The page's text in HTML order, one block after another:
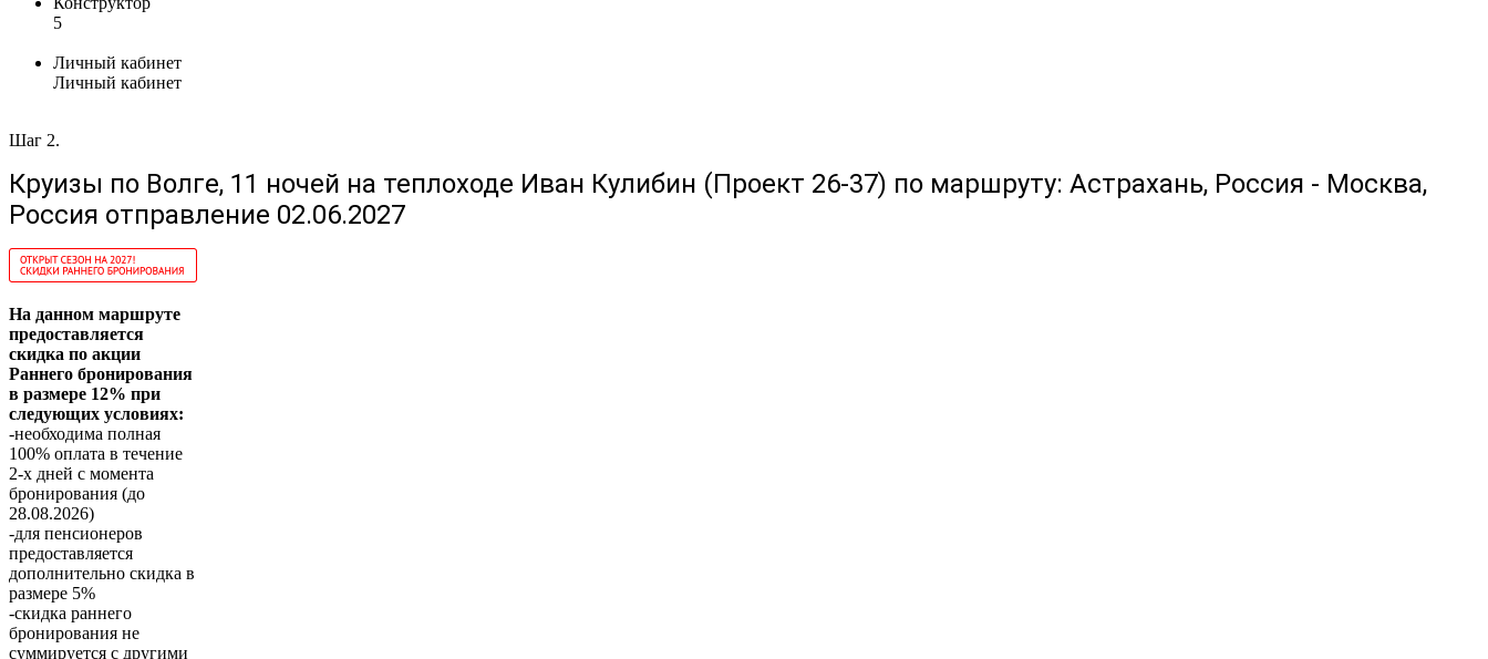
5
Личный кабинет
Личный кабинет
Шаг 2.
Круизы по Волге, 11 ночей на теплоходе Иван Кулибин (Проект 26-37) по маршруту: Астрахань, Россия - Москва,
Россия отправление 02.06.2027
На данном маршруте
предоставляется
скидка по акции
Раннего бронирования
в размере 12% при
следующих условиях:
-необходима полная
100% оплата в течение
2-х дней с момента
бронирования (до
28.08.2026)
-для пенсионеров
предоставляется
дополнительно скидка в
размере 5%
-скидка раннего
бронирования не
суммируется с другими